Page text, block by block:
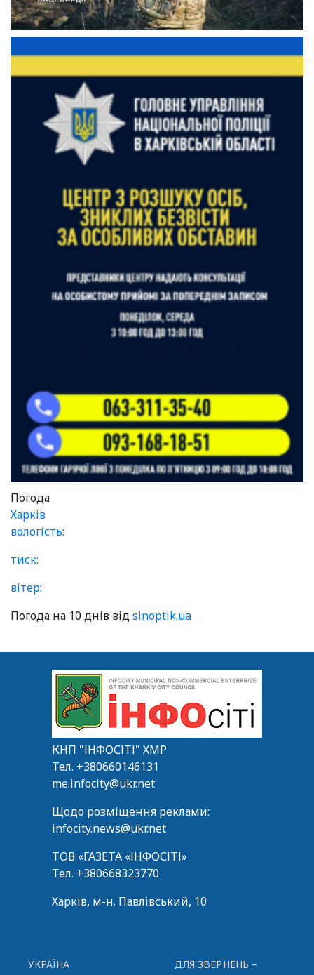
Погода
Харків
вологість:
тиск:
вітер:
Погода на 10 днів відsinoptik.ua
КНП "ІНФОСІТІ" ХМР
Тел. +380660146131
me.infocity@ukr.net
Щодо розміщення реклами:
infocity.news@ukr.net
ТОВ «ГАЗЕТА «ІНФОСІТІ»
Тел. +380668323770
Харків, м-н. Павлівський, 10
УКРАЇНА
ДЛЯ ЗВЕРНЕНЬ –